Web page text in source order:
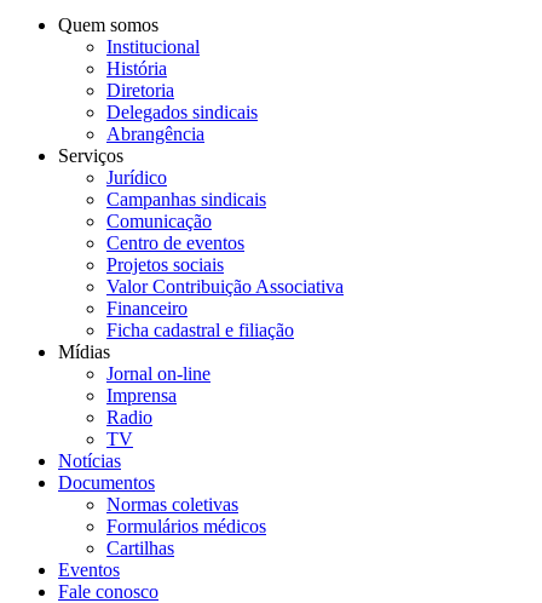
Quem somos
Institucional
História
Diretoria
Delegados sindicais
Abrangência
Serviços
Jurídico
Campanhas sindicais
Comunicação
Centro de eventos
Projetos sociais
Valor Contribuição Associativa
Financeiro
Ficha cadastral e filiação
Mídias
Jornal on-line
Imprensa
Radio
TV
Notícias
Documentos
Normas coletivas
Formulários médicos
Cartilhas
Eventos
Fale conosco